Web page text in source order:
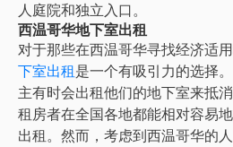
人庭院和独立入口。
西温哥华地下室出租
对于那些在西温哥华寻找经济适
下室出租是一个有吸引力的选择
主有时会出租他们的地下室来抵
租房者在全国各地都能相对容易
出租。然而，考虑到西温哥华的